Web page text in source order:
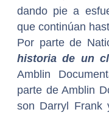
dando pie a
que continúan
Por parte de
historia de un
Amblin
parte de Amblin
son Darryl Frank